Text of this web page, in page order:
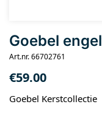
Goebel
Art.nr. 66702761
€59.00
Goebel Kerstcollectie